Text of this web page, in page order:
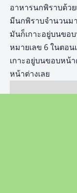
อาหารนกพิราบด้ว
มีนกพิราบจำนวนม
มันก็เกาะอยู่บนขอ
หมายเลข 6 ในตอ
เกาะอยู่บนขอบหน้า
หน้าต่างเลย